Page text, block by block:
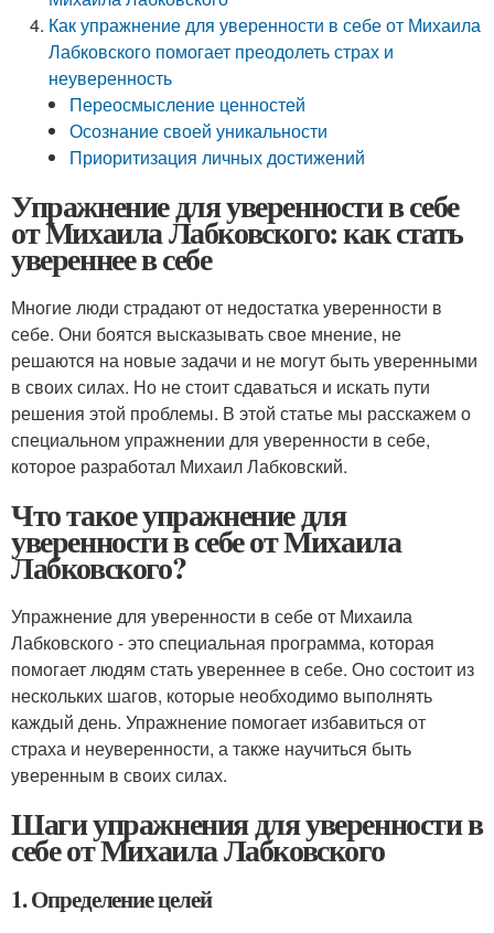
Как упражнение для уверенности в себе от Михаила
Лабковского помогает преодолеть страх и
неуверенность
Переосмысление ценностей
Осознание своей уникальности
Приоритизация личных достижений
Упражнение для уверенности в себе
от Михаила Лабковского: как стать
увереннее в себе
Многие люди страдают от недостатка уверенности в
себе. Они боятся высказывать свое мнение, не
решаются на новые задачи и не могут быть уверенными
в своих силах. Но не стоит сдаваться и искать пути
решения этой проблемы. В этой статье мы расскажем о
специальном упражнении для уверенности в себе,
которое разработал Михаил Лабковский.
Что такое упражнение для
уверенности в себе от Михаила
Лабковского?
Упражнение для уверенности в себе от Михаила
Лабковского - это специальная программа, которая
помогает людям стать увереннее в себе. Оно состоит из
нескольких шагов, которые необходимо выполнять
каждый день. Упражнение помогает избавиться от
страха и неуверенности, а также научиться быть
уверенным в своих силах.
Шаги упражнения для уверенности в
себе от Михаила Лабковского
1. Определение целей